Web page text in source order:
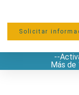
Solicitar
--
Más de